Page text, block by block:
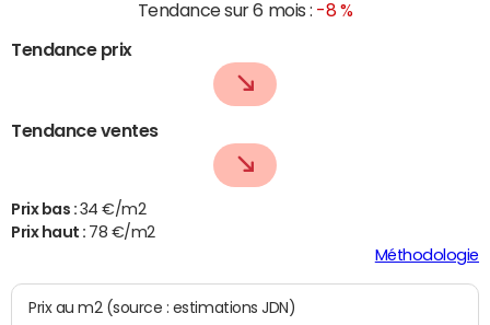
Tendance sur 6 mois : -8 %
Tendance prix
Tendance ventes
Prix bas : 34 €/m2
Prix haut : 78 €/m2
Méthodologie
Prix au m2 (source : estimations JDN)